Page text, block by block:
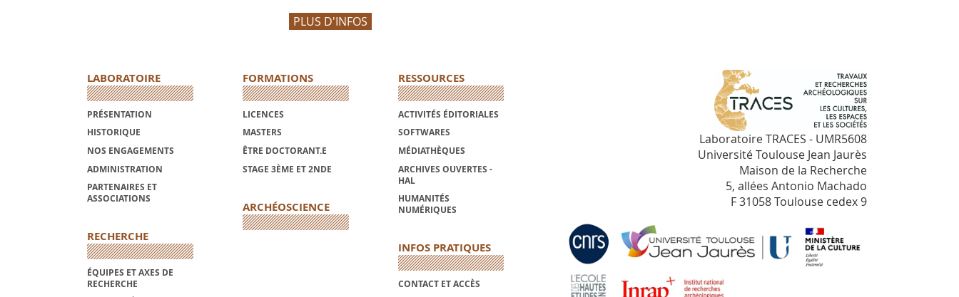
PLUS D'INFOS
LABORATOIRE
PRÉSENTATION
HISTORIQUE
NOS ENGAGEMENTS
ADMINISTRATION
PARTENAIRES ET
ASSOCIATIONS
RECHERCHE
ÉQUIPES ET AXES DE
RECHERCHE
FORMATIONS
LICENCES
MASTERS
ÊTRE DOCTORANT.E
STAGE 3ÈME ET 2NDE
ARCHÉOSCIENCE
RESSOURCES
ACTIVITÉS ÉDITORIALES
SOFTWARES
MÉDIATHÈQUES
ARCHIVES OUVERTES -
HAL
HUMANITÉS
NUMÉRIQUES
INFOS PRATIQUES
CONTACT ET ACCÈS
Laboratoire TRACES - UMR5608
Université Toulouse Jean Jaurès
Maison de la Recherche
5, allées Antonio Machado
F 31058 Toulouse cedex 9